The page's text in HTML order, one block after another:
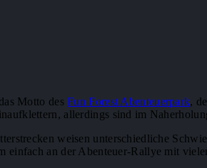
Motto desFun Forest Abenteuerpark,
allerdings sind im
weisen unterschiedliche
einfach an der Abenteuer-Rallye mit